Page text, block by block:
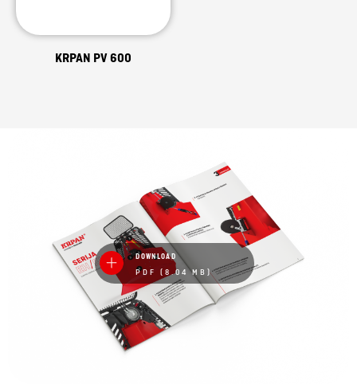
KRPAN PV 600
DOWNLOAD
PDF (8.04 MB)